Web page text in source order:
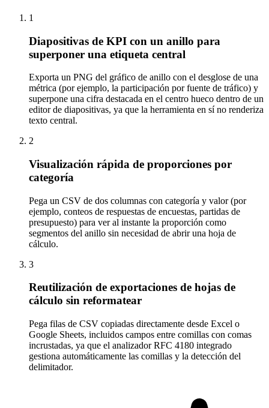
1
Diapositivas de KPI con un anillo para
superponer una etiqueta central
Exporta un PNG del gráfico de anillo con el desglose de una
métrica (por ejemplo, la participación por fuente de tráfico) y
superpone una cifra destacada en el centro hueco dentro de un
editor de diapositivas, ya que la herramienta en sí no renderiza
texto central.
2
Visualización rápida de proporciones por
categoría
Pega un CSV de dos columnas con categoría y valor (por
ejemplo, conteos de respuestas de encuestas, partidas de
presupuesto) para ver al instante la proporción como
segmentos del anillo sin necesidad de abrir una hoja de
cálculo.
3
Reutilización de exportaciones de hojas de
cálculo sin reformatear
Pega filas de CSV copiadas directamente desde Excel o
Google Sheets, incluidos campos entre comillas con comas
incrustadas, ya que el analizador RFC 4180 integrado
gestiona automáticamente las comillas y la detección del
delimitador.